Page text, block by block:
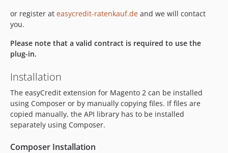
or register at easycredit-ratenkauf.de and we will contact
you.
Please note that a valid contract is required to use the
plug-in.
Installation
The easyCredit extension for Magento 2 can be installed
using Composer or by manually copying files. If files are
copied manually, the API library has to be installed
separately using Composer.
Composer Installation